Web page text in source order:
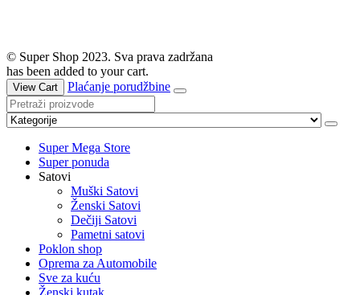
© Super Shop 2023. Sva prava zadržana
has been added to your cart.
View Cart Plaćanje porudžbine
Super Mega Store
Super ponuda
Satovi
Muški Satovi
Ženski Satovi
Dečiji Satovi
Pametni satovi
Poklon shop
Oprema za Automobile
Sve za kuću
Ženski kutak